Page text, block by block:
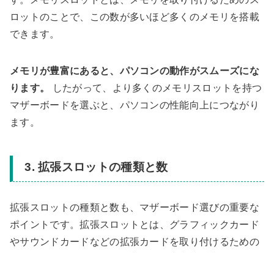
ロットのことで、この数が多いほど多くのメモリを搭載
できます。
メモリが豊富にあると、パソコンの動作がスムーズにな
ります。
したがって、より多くのメモリスロットを持つ
マザーボードを選ぶと、パソコンの性能向上につながり
ます。
3. 拡張スロットの種類と数
拡張スロットの種類と数も、マザーボード選びの重要な
ポイントです。拡張スロットとは、グラフィックカード
やサウンドカードなどの拡張カードを取り付けるための